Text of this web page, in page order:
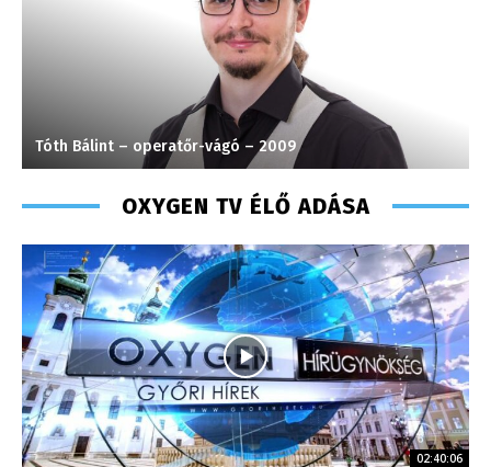
Szabó Döníz – sales manager – 2014
OXYGEN TV ÉLŐ ADÁSA
02:40:06